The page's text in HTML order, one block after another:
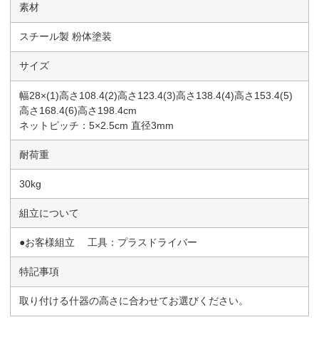
素材
スチール製 粉体塗装
サイズ
幅28×(1)高さ108.4(2)高さ123.4(3)高さ138.4(4)高さ153.4(5)
高さ168.4(6)高さ198.4cm
ネットピッチ：5×2.5cm 直径3mm
耐荷重
30kg
組立について
●お客様組立 工具：プラスドライバー
特記事項
取り付ける什器の高さに合わせてお選びください。